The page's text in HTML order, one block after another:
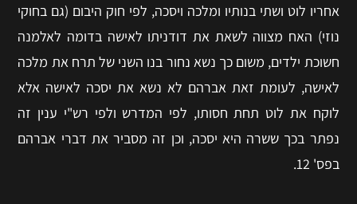
אחריו לוט ושתי בנותיו ומלכה ויסכה, לפי חוק היבום (גם בחוקי
נוזי) האח מצווה לשאת את דודניתו לאישה בדומה לאלמנה
חשוכת ילדים, משום כך נשא נחור בנו השני של תרח את מלכה
לאישה, לעומת זאת אברהם לא נשא את יסכה לאישה אלא
לוקח את לוט תחת חסותו, לפי המדרש ולפי רש"י ענין זה
נפתר בכך ששרה היא יסכה, וכן זה מסביר את דברי אברהם
בפס' 12.